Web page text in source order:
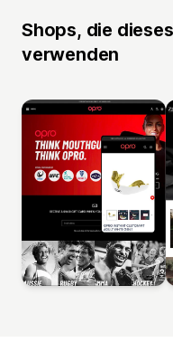
Shops, die
verwenden